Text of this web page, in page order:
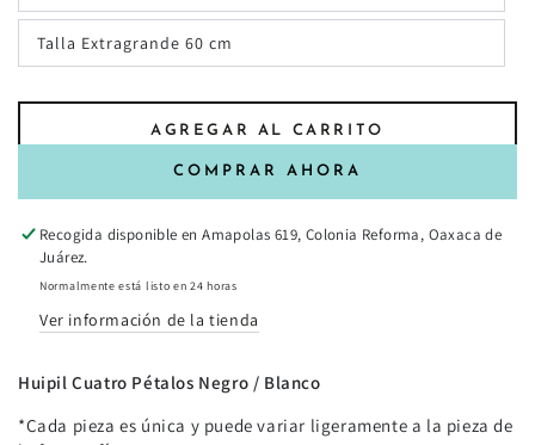
Talla Extragrande 60 cm
AGREGAR AL CARRITO
COMPRAR AHORA
Recogida disponible enAmapolas 619, Colonia Reforma, Oaxaca de
Juárez.
Normalmente está listo en 24 horas
Ver información de la tienda
Huipil Cuatro Pétalos Negro / Blanco
*Cada pieza es única y puede variar ligeramente a la pieza de